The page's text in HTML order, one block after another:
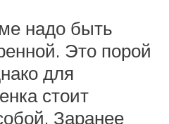
надо быть
Это порой
для
стоит
Заранее